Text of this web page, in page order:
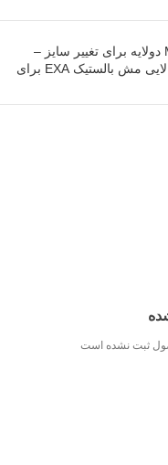
دارای کف Multi Fit Footbed دولایه برای تغییر سایز –
انعطاف پذیری بالا – پوسته بالایی مش بالستیک EXA برای
ثبت نشده است